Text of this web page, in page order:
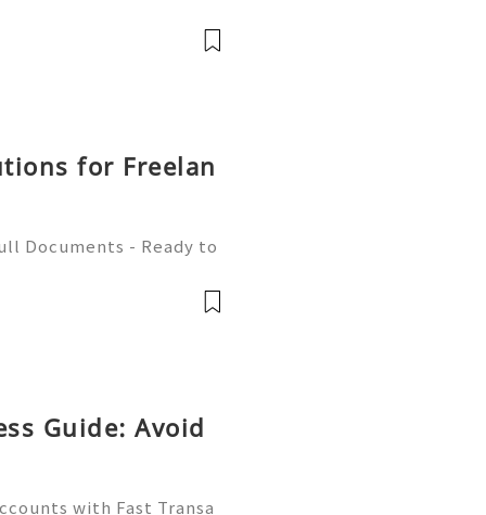
Comments, And S
for Freelan
Documents - Ready to
Guide: Avoid
with Fast Transa